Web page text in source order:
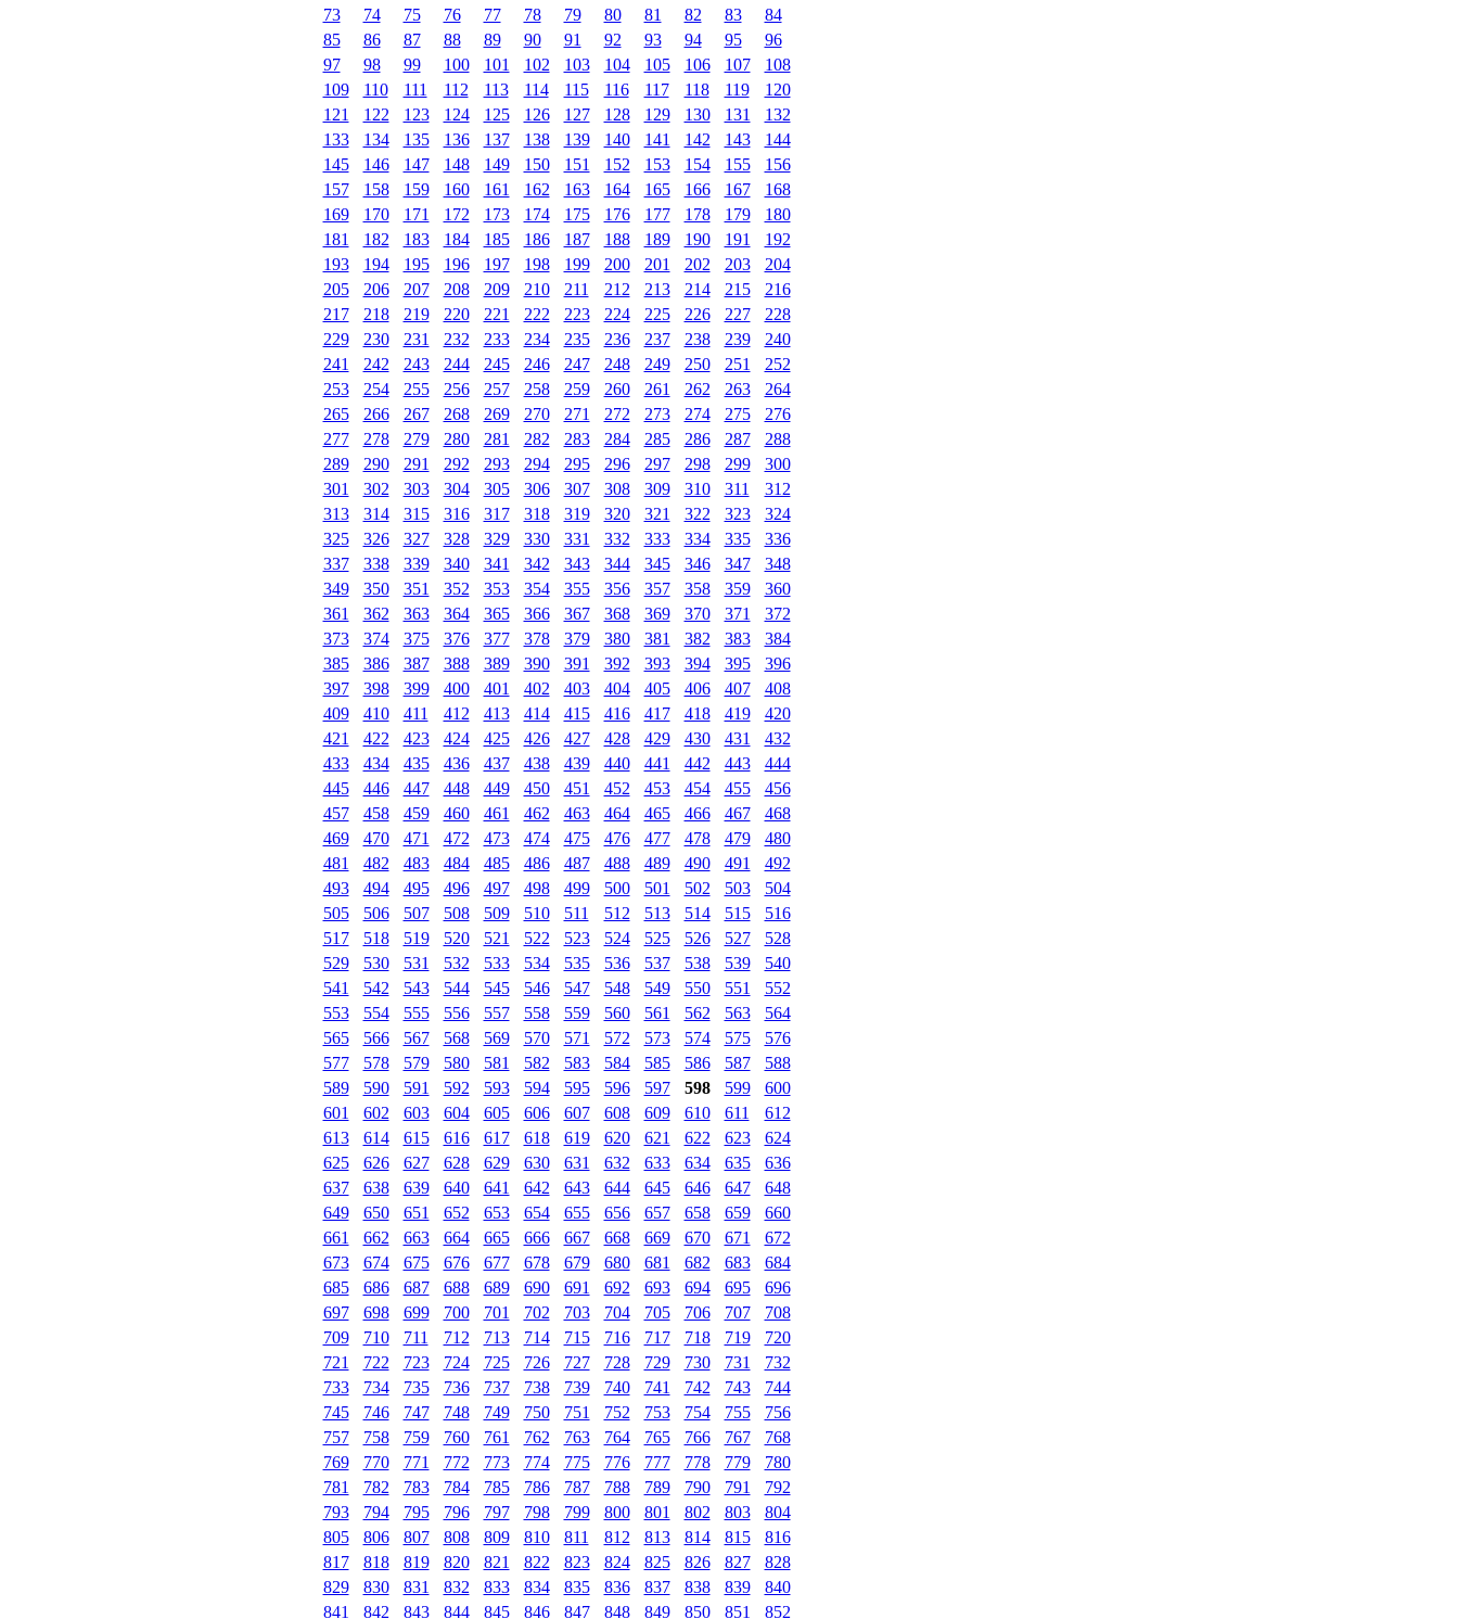
73
74 75 76 77 78 79 80 81 82 83
84
85
86 87 88 89 90 91 92 93 94 95
96
97
98 99 100 101 102 103 104 105 106 107
108
109
110 111 112 113 114 115 116 117 118 119
120
121
122 123 124 125 126 127 128 129 130 131
132
133
134 135 136 137 138 139 140 141 142 143
144
145
146 147 148 149 150 151 152 153 154 155
156
157
158 159 160 161 162 163 164 165 166 167
168
169
170 171 172 173 174 175 176 177 178 179
180
181
182 183 184 185 186 187 188 189 190 191
192
193
194 195 196 197 198 199 200 201 202 203
204
205
206 207 208 209 210 211 212 213 214 215
216
217
218 219 220 221 222 223 224 225 226 227
228
229
230 231 232 233 234 235 236 237 238 239
240
241
242 243 244 245 246 247 248 249 250 251
252
253
254 255 256 257 258 259 260 261 262 263
264
265
266 267 268 269 270 271 272 273 274 275
276
277
278 279 280 281 282 283 284 285 286 287
288
289
290 291 292 293 294 295 296 297 298 299
300
301
302 303 304 305 306 307 308 309 310 311
312
313
314 315 316 317 318 319 320 321 322 323
324
325
326 327 328 329 330 331 332 333 334 335
336
337
338 339 340 341 342 343 344 345 346 347
348
349
350 351 352 353 354 355 356 357 358 359
360
361
362 363 364 365 366 367 368 369 370 371
372
373
374 375 376 377 378 379 380 381 382 383
384
385
386 387 388 389 390 391 392 393 394 395
396
397
398 399 400 401 402 403 404 405 406 407
408
409
410 411 412 413 414 415 416 417 418 419
420
421
422 423 424 425 426 427 428 429 430 431
432
433
434 435 436 437 438 439 440 441 442 443
444
445
446 447 448 449 450 451 452 453 454 455
456
457
458 459 460 461 462 463 464 465 466 467
468
469
470 471 472 473 474 475 476 477 478 479
480
481
482 483 484 485 486 487 488 489 490 491
492
493
494 495 496 497 498 499 500 501 502 503
504
505
506 507 508 509 510 511 512 513 514 515
516
517
518 519 520 521 522 523 524 525 526 527
528
529
530 531 532 533 534 535 536 537 538 539
540
541
542 543 544 545 546 547 548 549 550 551
552
553
554 555 556 557 558 559 560 561 562 563
564
565
566 567 568 569 570 571 572 573 574 575
576
577
578 579 580 581 582 583 584 585 586 587
588
589
590 591 592 593 594 595 596 597 598 599
600
601
602 603 604 605 606 607 608 609 610 611
612
613
614 615 616 617 618 619 620 621 622 623
624
625
626 627 628 629 630 631 632 633 634 635
636
637
638 639 640 641 642 643 644 645 646 647
648
649
650 651 652 653 654 655 656 657 658 659
660
661
662 663 664 665 666 667 668 669 670 671
672
673
674 675 676 677 678 679 680 681 682 683
684
685
686 687 688 689 690 691 692 693 694 695
696
697
698 699 700 701 702 703 704 705 706 707
708
709
710 711 712 713 714 715 716 717 718 719
720
721
722 723 724 725 726 727 728 729 730 731
732
733
734 735 736 737 738 739 740 741 742 743
744
745
746 747 748 749 750 751 752 753 754 755
756
757
758 759 760 761 762 763 764 765 766 767
768
769
770 771 772 773 774 775 776 777 778 779
780
781
782 783 784 785 786 787 788 789 790 791
792
793
794 795 796 797 798 799 800 801 802 803
804
805
806 807 808 809 810 811 812 813 814 815
816
817
818 819 820 821 822 823 824 825 826 827
828
829
830 831 832 833 834 835 836 837 838 839
840
841
842 843 844 845 846 847 848 849 850 851 852